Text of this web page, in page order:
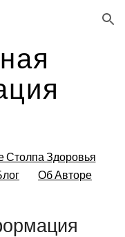
Skip to navigation
Столпа Здоровья
Об Авторе